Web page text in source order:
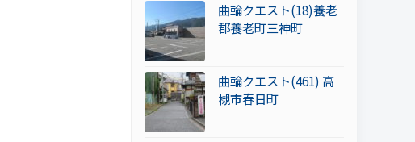
曲輪クエスト(18)養老
郡養老町三神町
曲輪クエスト(461) 高
槻市春日町